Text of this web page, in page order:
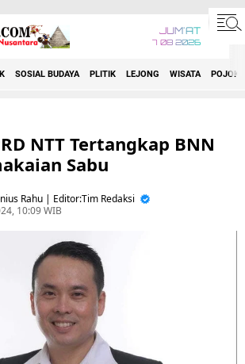
JUM'AT
7 08 2026
SOSIAL BUDAYA PLITIK LEJONG WISATA POJOK
NTT Tertangkap BNN
Sabu
Rahu | Editor:Tim Redaksi
10:09 WIB